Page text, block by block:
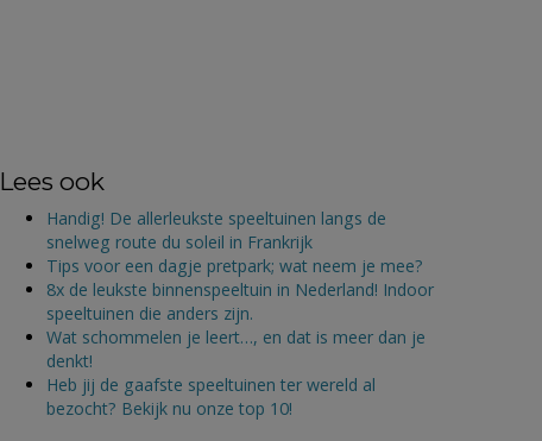
Lees ook
Handig! De allerleukste speeltuinen langs de
snelweg route du soleil in Frankrijk
Tips voor een dagje pretpark; wat neem je mee?
8x de leukste binnenspeeltuin in Nederland! Indoor
speeltuinen die anders zijn.
Wat schommelen je leert…, en dat is meer dan je
denkt!
Heb jij de gaafste speeltuinen ter wereld al
bezocht? Bekijk nu onze top 10!